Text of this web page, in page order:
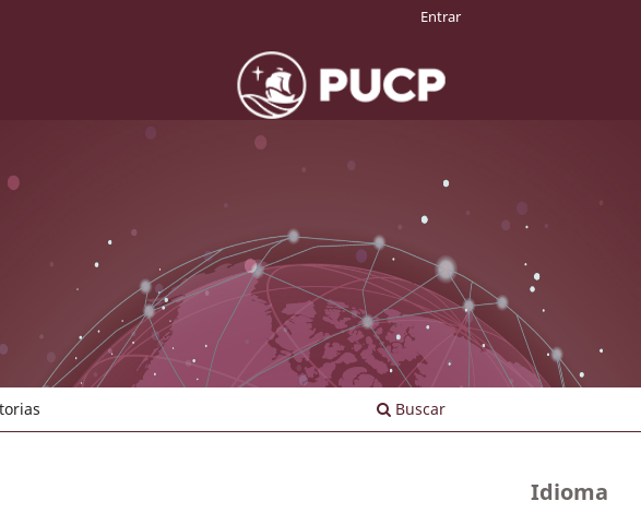
Buscar
Entrar
Idioma